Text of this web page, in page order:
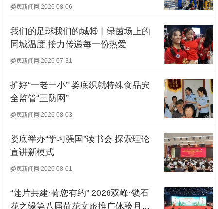
娄底新闻网 2026-08-06
我们的足球我们的城⑯丨绿茵场上的
同城温度 接力传递每一份热爱
娄底新闻网 2026-07-31
护好“一老一小” 娄底织就特殊食品安
全监管“三防网”
娄底新闻网 2026-08-03
娄底举办“学习强国”读书会 探索理论
宣讲新模式
娄底新闻网 2026-08-01
“莲片共建·荷您有约” 2026双峰·锁石
花之缘第八届荷花文旅推广体验月盛